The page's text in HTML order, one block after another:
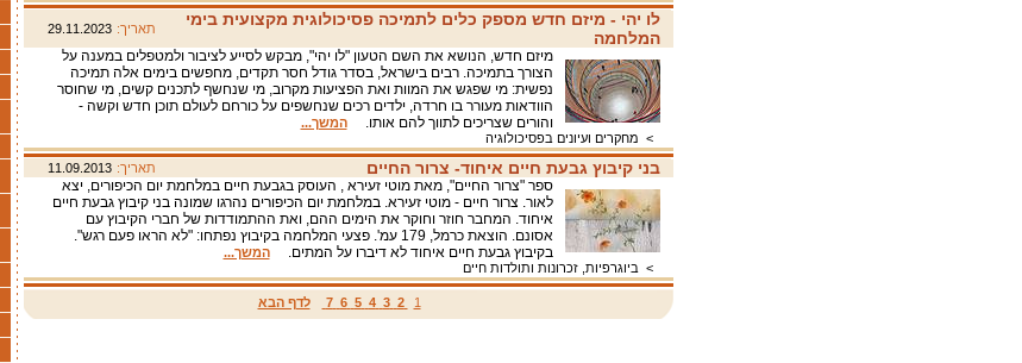
לו יהי - מיזם חדש מספק כלים לתמיכה פסיכולוגית מקצועית בימי
המלחמה
תאריך: 29.11.2023
מיזם חדש, הנושא את השם הטעון "לו יהי", מבקש לסייע לציבור ולמטפלים במענה על
הצורך בתמיכה. רבים בישראל, בסדר גודל חסר תקדים, מחפשים בימים אלה תמיכה
נפשית: מי שפגש את המוות ואת הפציעות מקרוב, מי שנחשף לתכנים קשים, מי שחוסר
הוודאות מעורר בו חרדה, ילדים רכים שנחשפים על כורחם לעולם תוכן חדש וקשה -
והורים שצריכים לתווך להם אותו.המשך...
> מחקרים ועיונים בפסיכולוגיה
בני קיבוץ גבעת חיים איחוד- צרור החיים תאריך: 11.09.2013
ספר "צרור החיים", מאת מוטי זעירא , העוסק בגבעת חיים במלחמת יום הכיפורים, יצא
לאור. צרור חיים - מוטי זעירא. במלחמת יום הכיפורים נהרגו שמונה בני קיבוץ גבעת חיים
איחוד. המחבר חוזר וחוקר את הימים ההם, ואת ההתמודדות של חברי הקיבוץ עם
אסונם. הוצאת כרמל, 179 עמ'. פצעי המלחמה בקיבוץ נפתחו: "לא הראו פעם רגש".
בקיבוץ גבעת חיים איחוד לא דיברו על המתים.המשך...
> ביוגרפיות, זכרונות ותולדות חיים
1
2
3
4
5
6
7 לדף הבא